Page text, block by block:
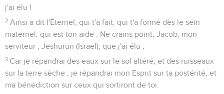
j'ai élu !
2 Ainsi a dit l'Éternel, qui t'a fait, qui t'a formé dès le sein
maternel, qui est ton aide : Ne crains point, Jacob, mon
serviteur ; Jeshurun (Israël), que j'ai élu ;
3 Car je répandrai des eaux sur le sol altéré, et des ruisseaux
sur la terre sèche ; je répandrai mon Esprit sur ta postérité, et
ma bénédiction sur ceux qui sortiront de toi.